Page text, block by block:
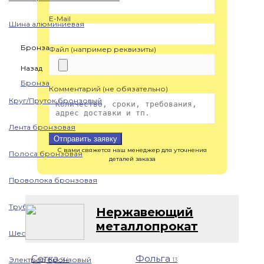
Шина алюминиевая
Бронза
Назад
Бронза
Круг/Пруток бронзовый
Лента бронзовая
Полоса бронзовая
Проволока бронзовая
Труба бронзовая
Шестигранник бронзовый
Электрод бронзовый
E-Mail
Файл (например реквизиты)
Комментарий (не обязательно)
Отправить заявку
С вами свяжется наш менеджер для уточнения
деталей заказа
Нержавеющий
металлопрокат
Сетка914 Фольга13